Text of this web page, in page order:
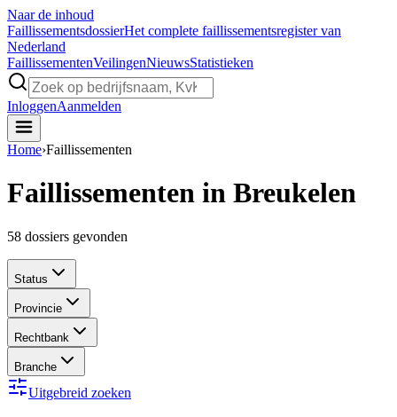
Naar de inhoud
FaillissementsdossierHet complete faillissementsregister van
Nederland
FaillissementenVeilingenNieuwsStatistieken
InloggenAanmelden
Home›Faillissementen
Faillissementen in Breukelen
58 dossiers gevonden
Status
Provincie
Rechtbank
Branche
Uitgebreid zoeken